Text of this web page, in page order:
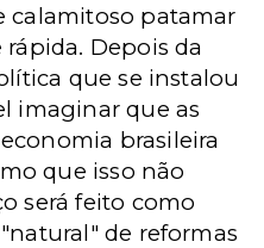
calamitoso patamar
Depois da
que se instalou
imaginar que as
brasileira
que isso não
será feito como
de reformas